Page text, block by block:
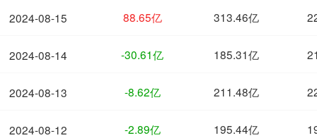
2024-08-15
2024-08-14
2024-08-13
2024-08-12
88.65亿 313.46亿
-30.61亿 185.31亿
-8.62亿 211.48亿
-2.89亿 195.44亿